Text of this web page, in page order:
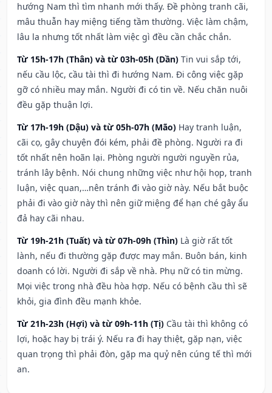
hướng Nam thì tìm nhanh mới thấy. Đề phòng tranh cãi,
mâu thuẫn hay miệng tiếng tầm thường. Việc làm chậm,
lâu la nhưng tốt nhất làm việc gì đều cần chắc chắn.
Từ 15h-17h (Thân) và từ 03h-05h (Dần) Tin vui sắp tới,
nếu cầu lộc, cầu tài thì đi hướng Nam. Đi công việc gặp
gỡ có nhiều may mắn. Người đi có tin về. Nếu chăn nuôi
đều gặp thuận lợi.
Từ 17h-19h (Dậu) và từ 05h-07h (Mão) Hay tranh luận,
cãi cọ, gây chuyện đói kém, phải đề phòng. Người ra đi
tốt nhất nên hoãn lại. Phòng người người nguyền rủa,
tránh lây bệnh. Nói chung những việc như hội họp, tranh
luận, việc quan,…nên tránh đi vào giờ này. Nếu bắt buộc
phải đi vào giờ này thì nên giữ miệng để hạn ché gây ẩu
đả hay cãi nhau.
Từ 19h-21h (Tuất) và từ 07h-09h (Thìn) Là giờ rất tốt
lành, nếu đi thường gặp được may mắn. Buôn bán, kinh
doanh có lời. Người đi sắp về nhà. Phụ nữ có tin mừng.
Mọi việc trong nhà đều hòa hợp. Nếu có bệnh cầu thì sẽ
khỏi, gia đình đều mạnh khỏe.
Từ 21h-23h (Hợi) và từ 09h-11h (Tị) Cầu tài thì không có
lợi, hoặc hay bị trái ý. Nếu ra đi hay thiệt, gặp nạn, việc
quan trọng thì phải đòn, gặp ma quỷ nên cúng tế thì mới
an.